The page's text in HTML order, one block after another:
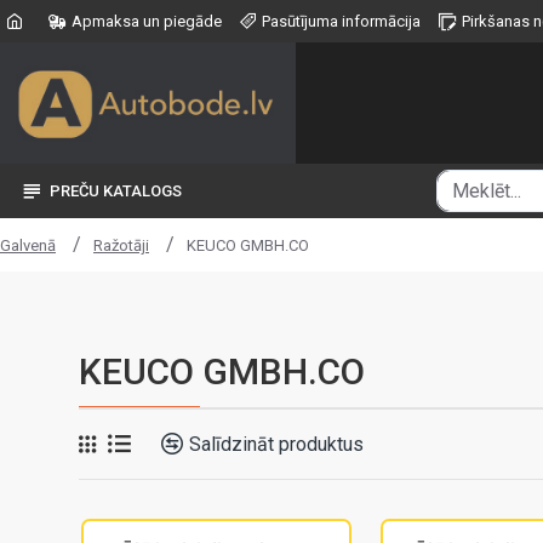
Apmaksa un piegāde Pasūtījuma informācija Pirkšanas
PREČU KATALOGS
Galvenā Ražotāji KEUCO GMBH.CO
KEUCO GMBH.CO
Salīdzināt produktus